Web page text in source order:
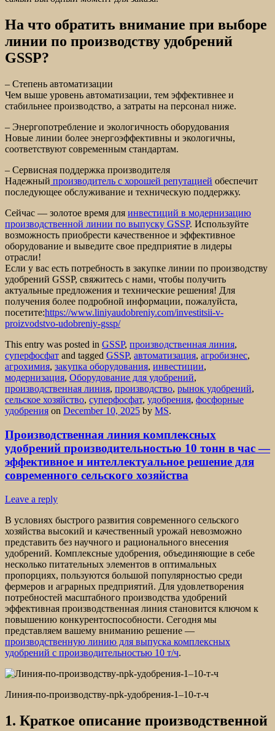
На что обратить внимание при выборе
линии по производству удобрений
GSSP?
– Степень автоматизации
Чем выше уровень автоматизации, тем эффективнее и
стабильнее производство, а затраты на персонал ниже.
– Энергопотребление и экологичность оборудования
Новые линии более энергоэффективны и экологичны,
соответствуют современным стандартам.
– Сервисная поддержка производителя
Надежный производитель с хорошей репутацией обеспечит
последующее обслуживание и техническую поддержку.
Сейчас — золотое время для инвестиций в модернизацию
производственной линии по выпуску GSSP. Используйте
возможность приобрести качественное и эффективное
оборудование и выведите свое предприятие в лидеры
отрасли!
Если у вас есть потребность в закупке линии по производству
удобрений GSSP, свяжитесь с нами, чтобы получить
актуальные предложения и технические решения! Для
получения более подробной информации, пожалуйста,
посетите:https://www.liniyaudobreniy.com/investitsii-v-
proizvodstvo-udobreniy-gssp/
This entry was posted in GSSP, производственная линия,
суперфосфат and tagged GSSP, автоматизация, агробизнес,
агрохимия, закупка оборудования, инвестиции,
модернизация, Оборудование для удобрений,
производственная линия, производство, рынок удобрений,
сельское хозяйство, суперфосфат, удобрения, фосфорные
удобрения on December 10, 2025 by MS.
Производственная линия комплексных
удобрений производительностью 10 тонн в час —
эффективное и интеллектуальное решение для
современного сельского хозяйства
Leave a reply
В условиях быстрого развития современного сельского
хозяйства высокий и качественный урожай невозможно
представить без научного и рационального внесения
удобрений. Комплексные удобрения, объединяющие в себе
несколько питательных элементов в оптимальных
пропорциях, пользуются большой популярностью среди
фермеров и аграрных предприятий. Для удовлетворения
потребностей масштабного производства удобрений
эффективная производственная линия становится ключом к
повышению конкурентоспособности. Сегодня мы
представляем вашему вниманию решение —
производственную линию для выпуска комплексных
удобрений с производительностью 10 т/ч.
Линия-по-производству-npk-удобрения-1–10-т-ч
1. Краткое описание производственной